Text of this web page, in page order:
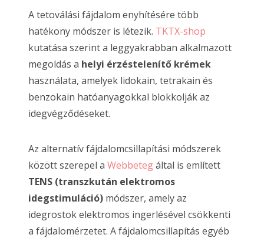
A tetoválási fájdalom enyhítésére több
hatékony módszer is létezik. TKTX-shop
kutatása szerint a leggyakrabban alkalmazott
megoldás a helyi érzéstelenítő krémek
használata, amelyek lidokain, tetrakain és
benzokain hatóanyagokkal blokkolják az
idegvégződéseket.
Az alternatív fájdalomcsillapítási módszerek
között szerepel a Webbetegáltal is említett
TENS (transzkután elektromos
idegstimuláció) módszer, amely az
idegrostok elektromos ingerlésével csökkenti
a fájdalomérzetet. A fájdalomcsillapítás egyéb